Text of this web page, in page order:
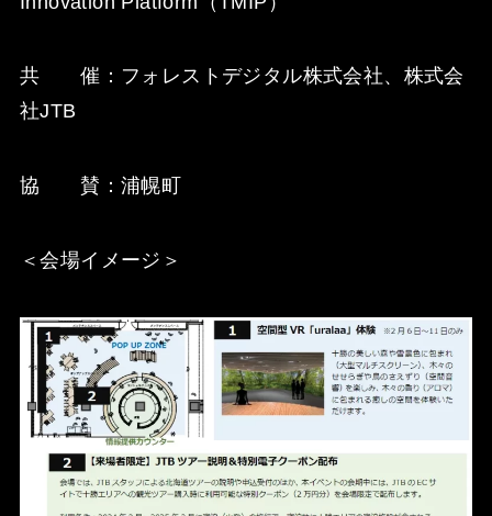
共 催：フォレストデジタル株式会社、株式会
社JTB
協 賛：浦幌町
＜会場イメージ＞